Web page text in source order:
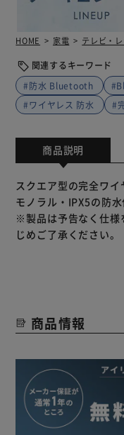
HOME 家電 テレビ・
関連するキーワード
#防水 Bluetooth
#ワイヤレス 防水
#
商品説明
スクエア型の完全ワイ
モノラル・IPX5の防水
※製品は予告なく仕様
じめご了承ください。
商品情報